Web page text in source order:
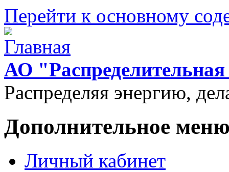
Перейти к основному
АО
Распределяя энергию,
Дополнительное
Личный кабинет